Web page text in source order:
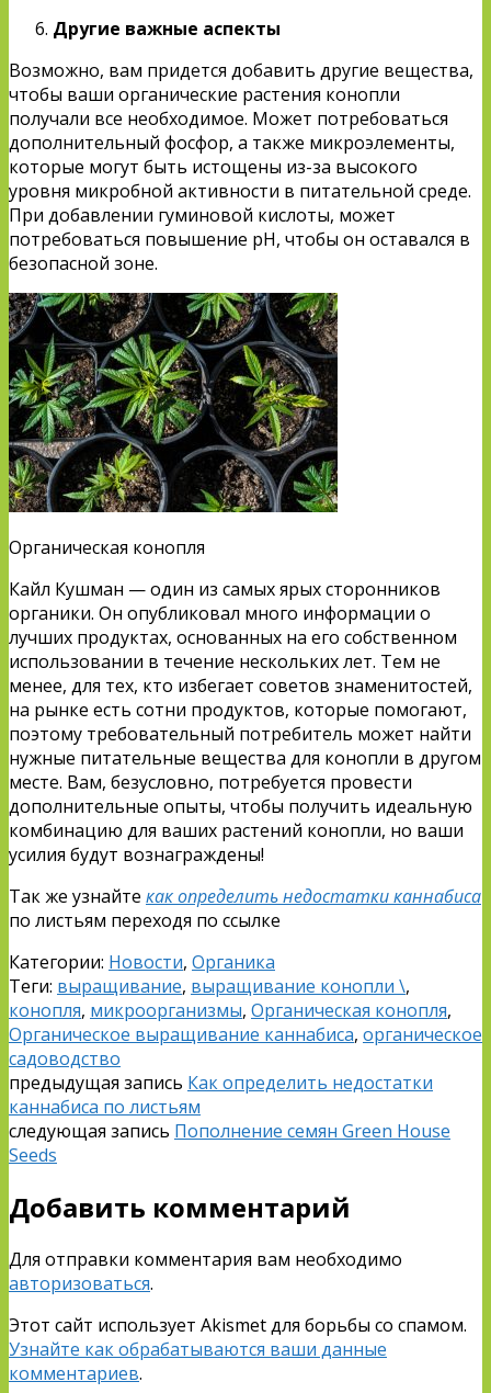
Другие важные аспекты
Возможно, вам придется добавить другие вещества,
чтобы ваши органические растения конопли
получали все необходимое. Может потребоваться
дополнительный фосфор, а также микроэлементы,
которые могут быть истощены из-за высокого
уровня микробной активности в питательной среде.
При добавлении гуминовой кислоты, может
потребоваться повышение pH, чтобы он оставался в
безопасной зоне.
Органическая конопля
Кайл Кушман — один из самых ярых сторонников
органики. Он опубликовал много информации о
лучших продуктах, основанных на его собственном
использовании в течение нескольких лет. Тем не
менее, для тех, кто избегает советов знаменитостей,
на рынке есть сотни продуктов, которые помогают,
поэтому требовательный потребитель может найти
нужные питательные вещества для конопли в другом
месте. Вам, безусловно, потребуется провести
дополнительные опыты, чтобы получить идеальную
комбинацию для ваших растений конопли, но ваши
усилия будут вознаграждены!
Так же узнайте как определить недостатки каннабиса
по листьям переходя по ссылке
Категории: Новости, Органика
Теги: выращивание, выращивание конопли \,
конопля, микроорганизмы, Органическая конопля,
Органическое выращивание каннабиса, органическое
садоводство
предыдущая запись Как определить недостатки
каннабиса по листьям
следующая запись Пополнение семян Green House
Seeds
Добавить комментарий
Для отправки комментария вам необходимо
авторизоваться.
Этот сайт использует Akismet для борьбы со спамом.
Узнайте как обрабатываются ваши данные
комментариев.